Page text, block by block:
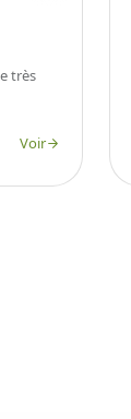
très
Voir